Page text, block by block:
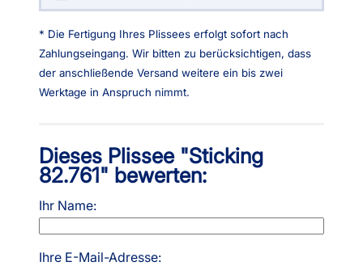
* Die Fertigung Ihres Plissees erfolgt sofort nach
Zahlungseingang. Wir bitten zu berücksichtigen, dass
der anschließende Versand weitere ein bis zwei
Werktage in Anspruch nimmt.
Dieses Plissee "Sticking
82.761" bewerten:
Ihr Name:
Ihre E-Mail-Adresse: